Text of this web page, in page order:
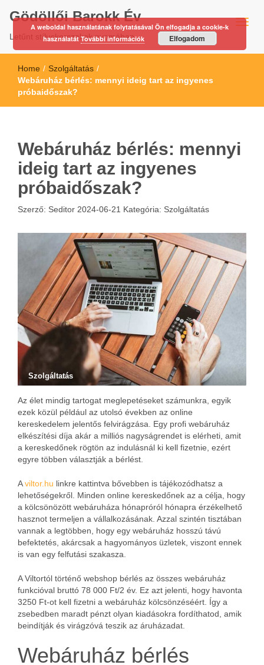
Gödöllői Barokk Év
Letűnt stíluskorszakok nyomában…
Home / Szolgáltatás /
Webáruház bérlés: mennyi ideig tart az ingyenes
próbaidőszak?
Webáruház bérlés: mennyi
ideig tart az ingyenes
próbaidőszak?
Szerző: Seditor 2024-06-21 Kategória: Szolgáltatás
Szolgáltatás
Az élet mindig tartogat meglepetéseket számunkra, egyik
ezek közül például az utolsó években az online
kereskedelem jelentős felvirágzása. Egy profi webáruház
elkészítési díja akár a milliós nagyságrendet is elérheti, amit
a kereskedőnek rögtön az indulásnál ki kell fizetnie, ezért
egyre többen választják a bérlést.
Aviltor.hu linkre kattintva bővebben is tájékozódhatsz a
lehetőségekről. Minden online kereskedőnek az a célja, hogy
a kölcsönözött webáruháza hónapróról hónapra érzékelhető
hasznot termeljen a vállalkozásának. Azzal szintén tisztában
vannak a legtöbben, hogy egy webáruház hosszú távú
befektetés, akárcsak a hagyományos üzletek, viszont ennek
is van egy felfutási szakasza.
A Viltortól történő webshop bérlés az összes webáruház
funkcióval bruttó 78 000 Ft/2 év. Ez azt jelenti, hogy havonta
3250 Ft-ot kell fizetni a webáruház kölcsönzéséért. Így a
zsebedben maradt pénzt olyan kiadásokra fordíthatod, amik
beindítják és virágzóvá teszik az áruházadat.
Webáruház bérlés
A weboldal használatának folytatásával Ön elfogadja a cookie-k
használatátTovábbi információk Elfogadom